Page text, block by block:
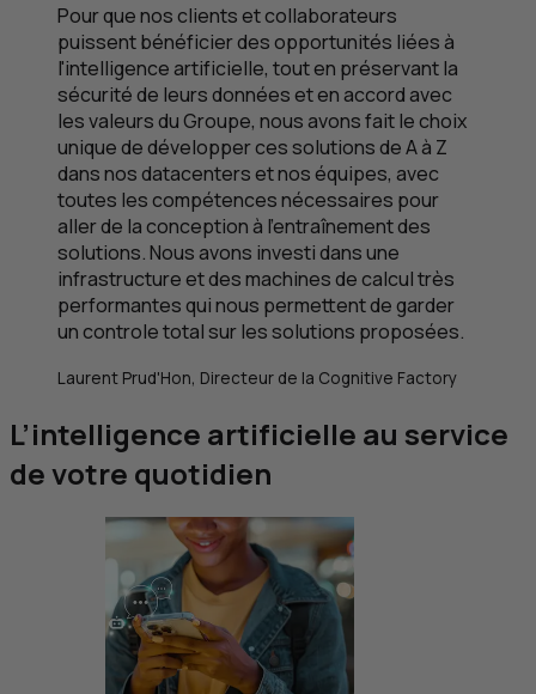
Pour que nos clients et collaborateurs
puissent bénéficier des opportunités liées à
l'intelligence artificielle, tout en préservant la
sécurité de leurs données et en accord avec
les valeurs du Groupe, nous avons fait le choix
unique de développer ces solutions de A à Z
dans nos datacenters et nos équipes, avec
toutes les compétences nécessaires pour
aller de la conception à l'entraînement des
solutions. Nous avons investi dans une
infrastructure et des machines de calcul très
performantes qui nous permettent de garder
un controle total sur les solutions proposées.
Laurent Prud'Hon, Directeur de la Cognitive Factory
L’intelligence artificielle au service
de votre quotidien